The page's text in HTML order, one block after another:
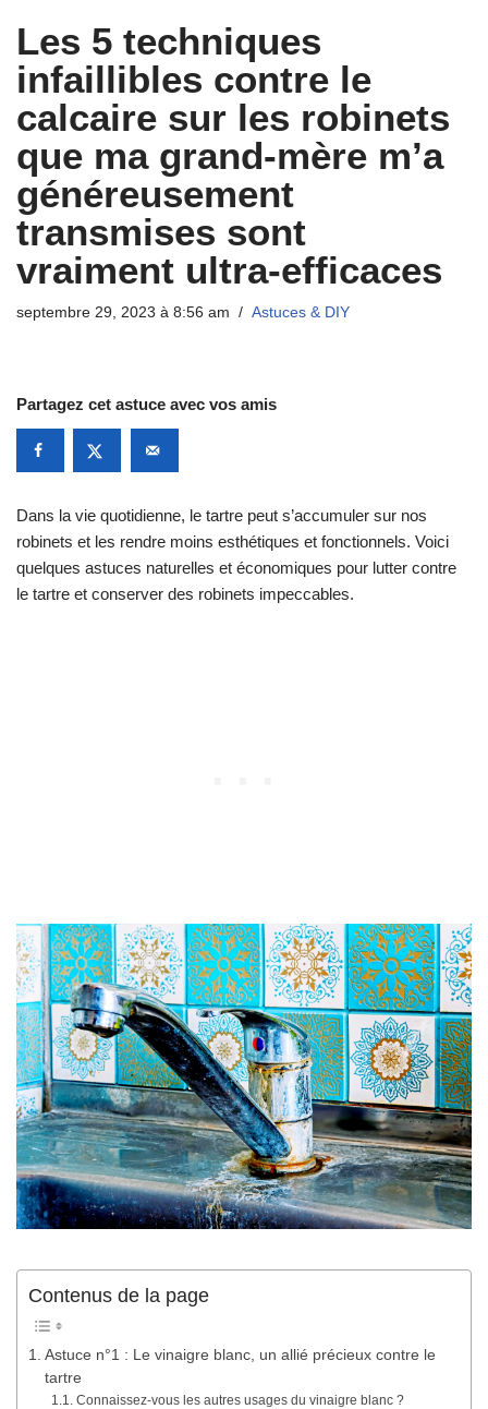
Les 5 techniques
infaillibles contre le
calcaire sur les robinets
que ma grand-mère m’a
généreusement
transmises sont
vraiment ultra-efficaces
septembre 29, 2023 à 8:56 am Astuces & DIY
Partagez cet astuce avec vos amis
Dans la vie quotidienne, le tartre peut s’accumuler sur nos
robinets et les rendre moins esthétiques et fonctionnels. Voici
quelques astuces naturelles et économiques pour lutter contre
le tartre et conserver des robinets impeccables.
Contenus de la page
Astuce n°1 : Le vinaigre blanc, un allié précieux contre le
tartre
Connaissez-vous les autres usages du vinaigre blanc ?